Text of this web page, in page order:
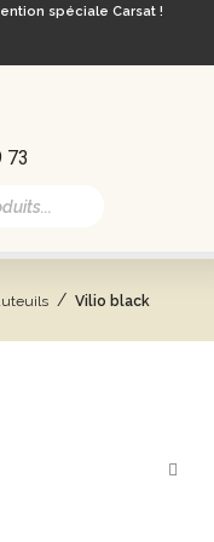
spéciale Carsat !
73
/ Vilio black